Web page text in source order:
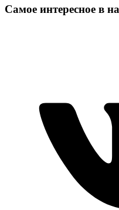
Самое интересное в